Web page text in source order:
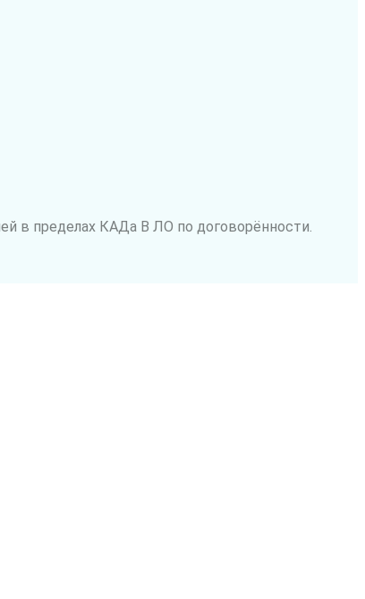
в пределах КАДа В ЛО по договорённости.